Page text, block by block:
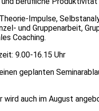
Impulse,
und Gruppenarbeit,
Coaching.
9.00-16.15 Uhr
geplanten
wird auch im August